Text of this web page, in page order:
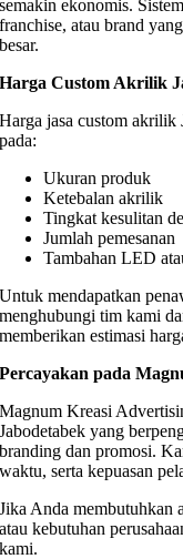
semakin ekonomis.
franchise, atau brand
besar.
Harga Custom Akrilik
Harga jasa custom akrilik
pada:
Ukuran produk
Ketebalan akrilik
Tingkat kesulitan
Jumlah pemesanan
Tambahan LED
Untuk mendapatkan
menghubungi tim kami
memberikan estimasi
Percayakan pada
Magnum Kreasi
Jabodetabek yang
branding dan promosi.
waktu, serta kepuasan
Jika Anda membutuhkan
atau kebutuhan
kami.